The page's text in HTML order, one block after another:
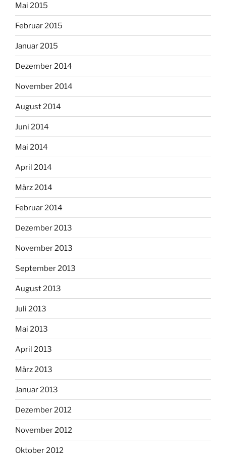
Mai 2015
Februar 2015
Januar 2015
Dezember 2014
November 2014
August 2014
Juni 2014
Mai 2014
April 2014
März 2014
Februar 2014
Dezember 2013
November 2013
September 2013
August 2013
Juli 2013
Mai 2013
April 2013
März 2013
Januar 2013
Dezember 2012
November 2012
Oktober 2012